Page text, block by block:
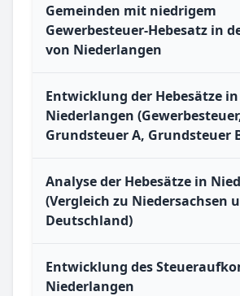
Gemeinden mit niedrigem
Gewerbesteuer-Hebesatz in
von Niederlangen
Entwicklung der Hebesätze in
Niederlangen
Grundsteuer A, Grundsteuer
Analyse der Hebesätze in
(Vergleich zu Niedersachsen
Deutschland)
Entwicklung des
Niederlangen